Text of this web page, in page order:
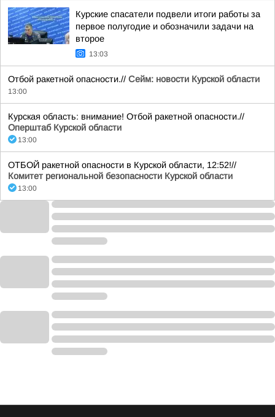
Курские спасатели подвели итоги работы за
первое полугодие и обозначили задачи на
второе
13:03
Отбой ракетной опасности.// Сейм: новости Курской области
13:00
Курская область: внимание! Отбой ракетной опасности.//
Оперштаб Курской области
13:00
ОТБОЙ ракетной опасности в Курской области, 12:52!//
Комитет региональной безопасности Курской области
13:00